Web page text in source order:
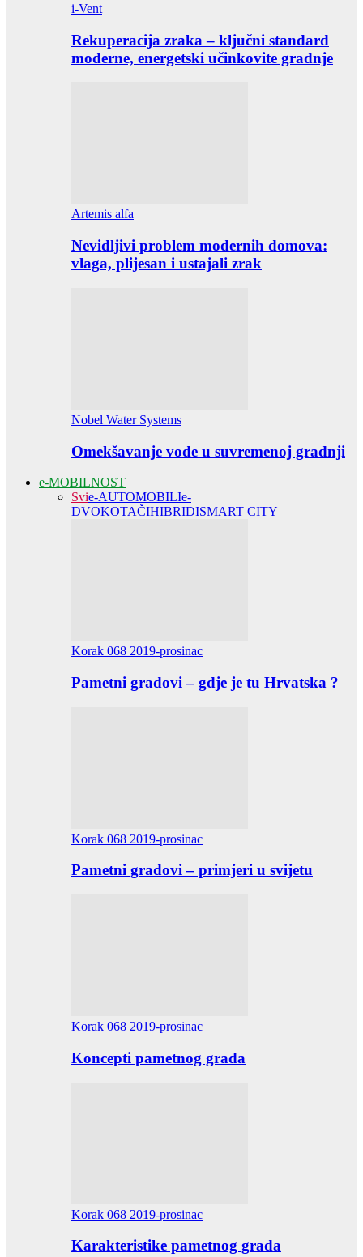
i-Vent
Rekuperacija zraka – ključni standard
moderne, energetski učinkovite gradnje
Artemis alfa
Nevidljivi problem modernih domova:
vlaga, plijesan i ustajali zrak
Nobel Water Systems
Omekšavanje vode u suvremenoj gradnji
e-MOBILNOST
Svie-AUTOMOBILIe-
DVOKOTAČIHIBRIDISMART CITY
Korak 068 2019-prosinac
Pametni gradovi – gdje je tu Hrvatska ?
Korak 068 2019-prosinac
Pametni gradovi – primjeri u svijetu
Korak 068 2019-prosinac
Koncepti pametnog grada
Korak 068 2019-prosinac
Karakteristike pametnog grada